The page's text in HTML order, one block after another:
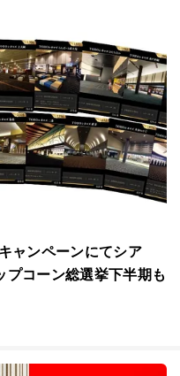
ャンペーンにてシア
プコーン総選挙下半期も